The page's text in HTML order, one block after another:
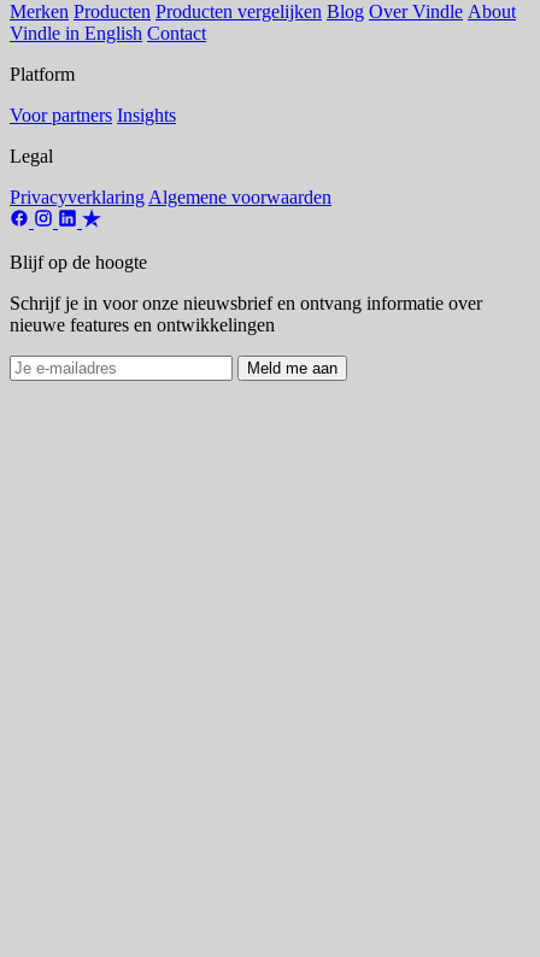
Merken Producten Producten vergelijken Blog Over Vindle About
Vindle in English Contact
Platform
Voor partners Insights
Legal
Privacyverklaring Algemene voorwaarden
Blijf op de hoogte
Schrijf je in voor onze nieuwsbrief en ontvang informatie over
nieuwe features en ontwikkelingen
Meld me aan